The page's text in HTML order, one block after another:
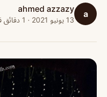
a
ahmed azzazy
13 يونيو 2021 · 1 دقائق قراءة